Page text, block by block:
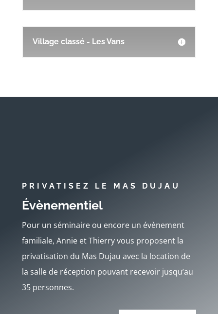
Village classé - Les Vans
PRIVATISEZ LE MAS DUJAU
Évènementiel
Pour un séminaire ou encore un évènement
familiale, Annie et Thierry vous proposent la
privatisation du Mas Dujau avec la location de
la salle de réception pouvant recevoir jusqu’au
35 personnes.